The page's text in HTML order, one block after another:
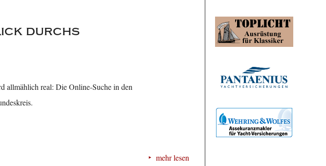
durchs
allmählich real: Die Online-Suche in den
mehr lesen